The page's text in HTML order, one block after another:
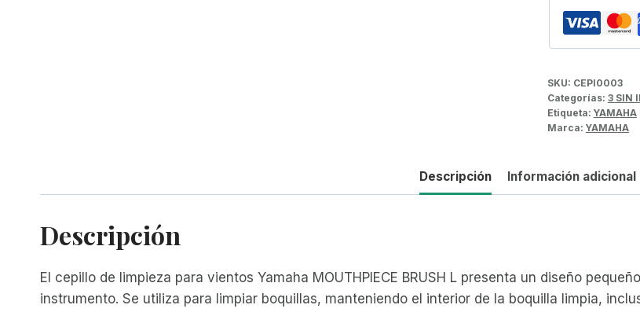
SKU: CEPI0003
Categorías: 3 SIN
Etiqueta: YAMAHA
Marca: YAMAHA
Descripción Información adicional
Descripción
El cepillo de limpieza para vientos Yamaha MOUTHPIECE BRUSH L presenta un diseño
instrumento. Se utiliza para limpiar boquillas, manteniendo el interior de la boquilla limpia,